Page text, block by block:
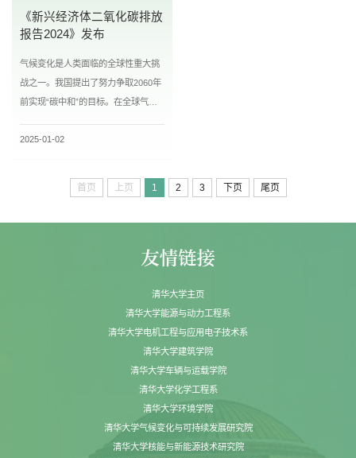
《新兴经济体二氧化碳排放
报告2024》发布
气候变化是人类面临的全球性重大挑
战之一。我国提出了努力争取2060年
前实现“碳中和”的目标。在全球气候
特别是中低收入国家和小岛屿...
2025-01-02
首页 上页 1 2 3 下页 尾页
清华大学主页
清华大学能源与动力工程系
清华大学电机工程与应用电子技术系
清华大学建筑学院
清华大学车辆与运载学院
清华大学化学工程系
清华大学环境学院
清华大学气候变化与可持续发展研究院
清华大学核能与新能源技术研究院